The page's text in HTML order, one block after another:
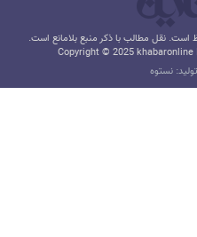
نقل مطالب با ذکر منبع بلامانع است.
Copyright © 2025
نستوه